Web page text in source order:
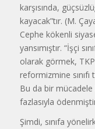
karşısında,
kayacak”tır. (M.
Cephe kökenli
yansımıştır. “İşçi
olarak görmek,
reformizmine
Bu da bir mücadele
fazlasıyla
Şimdi, sınıfa